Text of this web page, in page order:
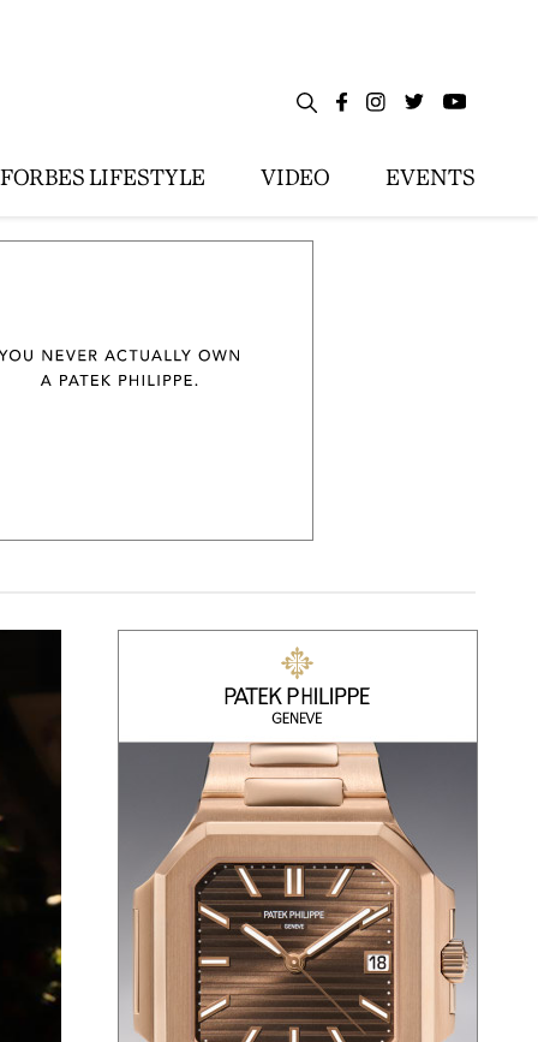
FORBES LIFESTYLE VIDEO EVENTS